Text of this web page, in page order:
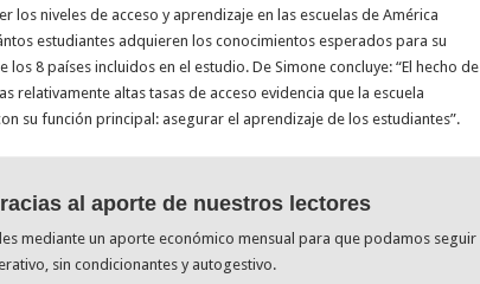
los niveles de acceso y aprendizaje en las escuelas de América
estudiantes adquieren los conocimientos esperados para su
8 países incluidos en el estudio. De Simone concluye: “El hecho de
relativamente altas tasas de acceso evidencia que la escuela
su función principal: asegurar el aprendizaje de los estudiantes”.
al aporte de nuestros lectores
mediante un aporte económico mensual para que podamos seguir
sin condicionantes y autogestivo.